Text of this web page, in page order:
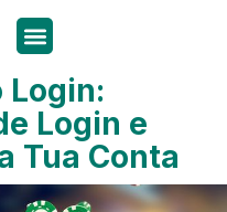
Login:
Login e
Tua Conta